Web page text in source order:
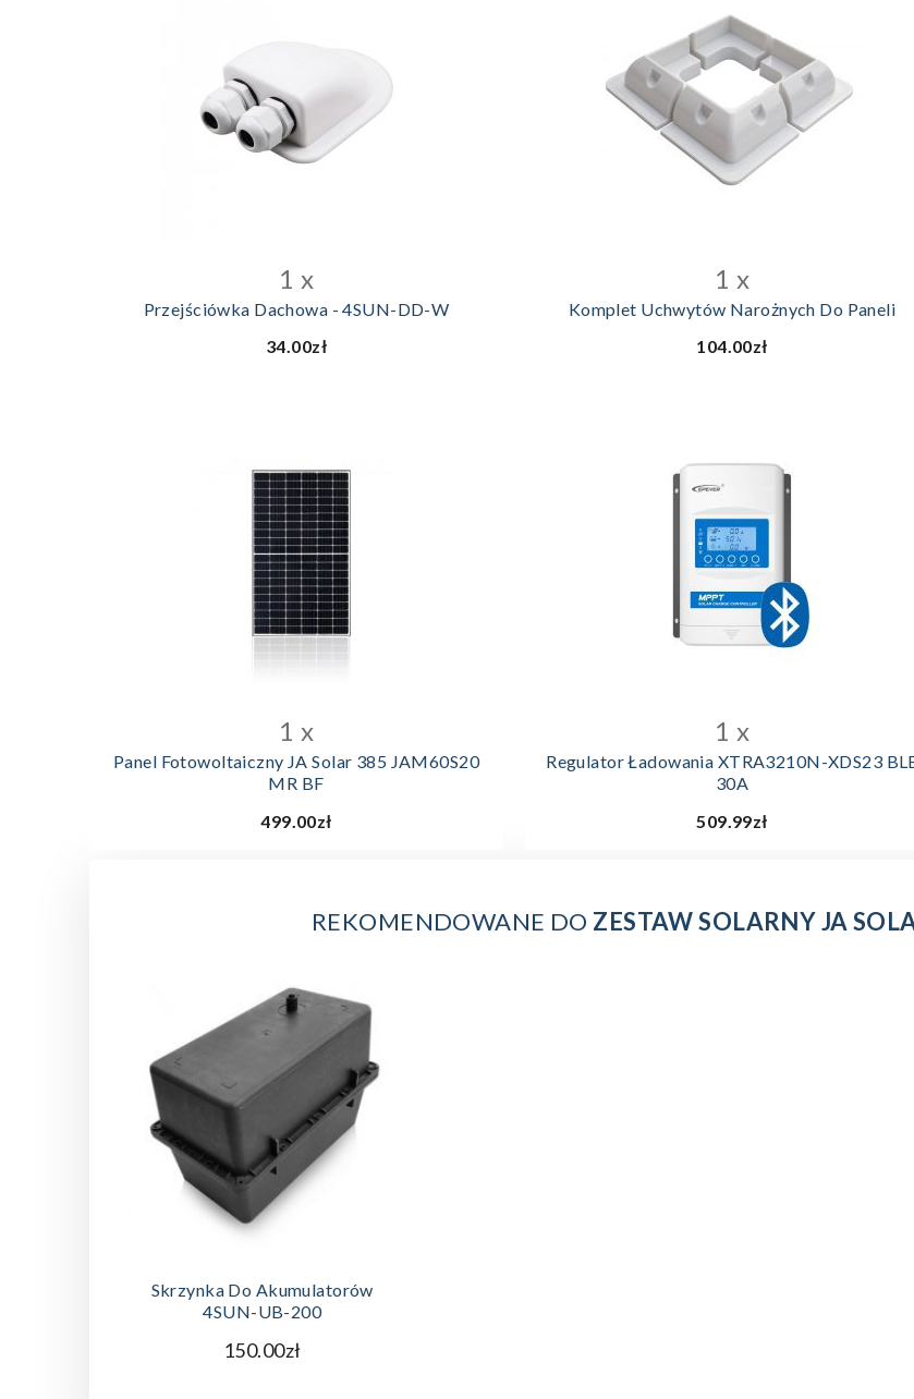
1 x
Przejściówka Dachowa - 4SUN-DD-W
34.00zł
1 x
Komplet Uchwytów Narożnych Do Paneli
104.00zł
1 x
Panel Fotowoltaiczny JA Solar 385 JAM60S20
MR BF
499.00zł
1 x
Regulator Ładowania XTRA3210N-XDS23
30A
509.99zł
REKOMENDOWANE DO ZESTAW SOLARNY JA
Skrzynka Do Akumulatorów
4SUN-UB-200
150.00zł